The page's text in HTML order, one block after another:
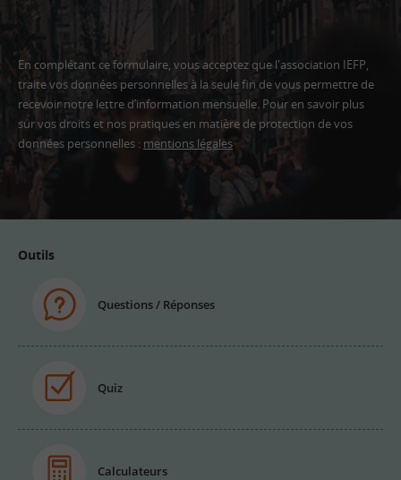
En complétant ce formulaire, vous acceptez que l'association IEFP,
traite vos données personnelles à la seule fin de vous permettre de
recevoir notre lettre d’information mensuelle. Pour en savoir plus
sur vos droits et nos pratiques en matière de protection de vos
données personnelles : mentions légales
Adresse
Outils
Questions / Réponses
Quiz
Calculateurs